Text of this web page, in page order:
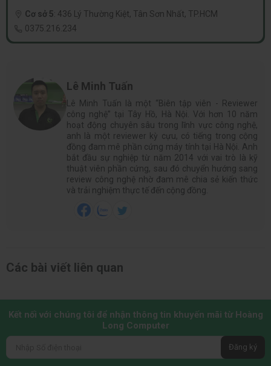
Cơ sở 5: 436 Lý Thường Kiệt, Tân Sơn Nhất, TP.HCM
0375.216.234
Lê Minh Tuấn
Lê Minh Tuấn là một “Biên tập viên - Reviewer
công nghệ” tại Tây Hồ, Hà Nội. Với hơn 10 năm
hoạt động chuyên sâu trong lĩnh vực công nghệ,
anh là một reviewer kỳ cựu, có tiếng trong cộng
đồng đam mê phần cứng máy tính tại Hà Nội. Anh
bắt đầu sự nghiệp từ năm 2014 với vai trò là kỹ
thuật viên phần cứng, sau đó chuyển hướng sang
review công nghệ nhờ đam mê chia sẻ kiến thức
và trải nghiệm thực tế đến cộng đồng.
Các bài viết liên quan
Kết nối với chúng tôi để nhận thông tin khuyến mãi từ Hoàng
Long Computer
Đăng ký